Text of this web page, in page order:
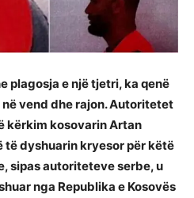
plagosja e një tjetri, ka qenë
vend dhe rajon. Autoritetet
kërkim kosovarin Artan
të dyshuarin kryesor për këtë
sipas autoriteteve serbe, u
nga Republika e Kosovës